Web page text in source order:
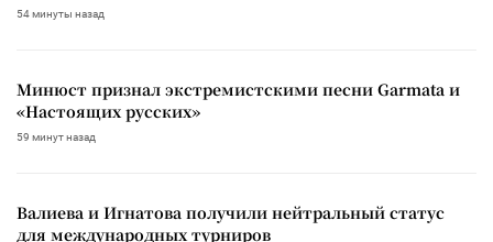
54 минуты назад
Минюст признал экстремистскими песни Garmata и
«Настоящих русских»
59 минут назад
Валиева и Игнатова получили нейтральный статус
для международных турниров